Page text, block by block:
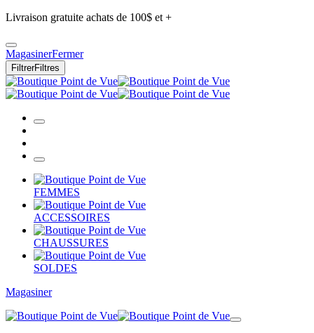
Livraison gratuite achats de 100$ et +
MagasinerFermer
FiltrerFiltres
FEMMES
ACCESSOIRES
CHAUSSURES
SOLDES
Magasiner